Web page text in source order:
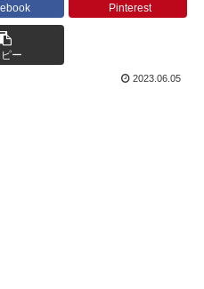
Pinterest
ー
2023.06.05